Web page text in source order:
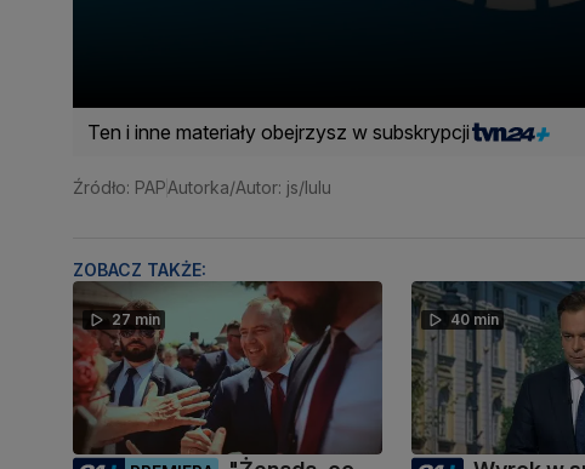
Ten i inne materiały obejrzysz w subskrypcji
Źródło: PAPAutorka/Autor: js/lulu
ZOBACZ TAKŻE:
27 min 40 min